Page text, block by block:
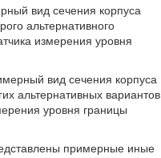
вид сечения корпуса
альтернативного
измерения уровня
вид сечения корпуса
альтернативных вариантов
уровня границы
примерные иные